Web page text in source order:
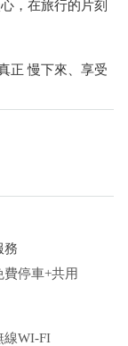
，在旅行的片刻
正 慢下來、享受
務
費停車+共用
線WI-FI